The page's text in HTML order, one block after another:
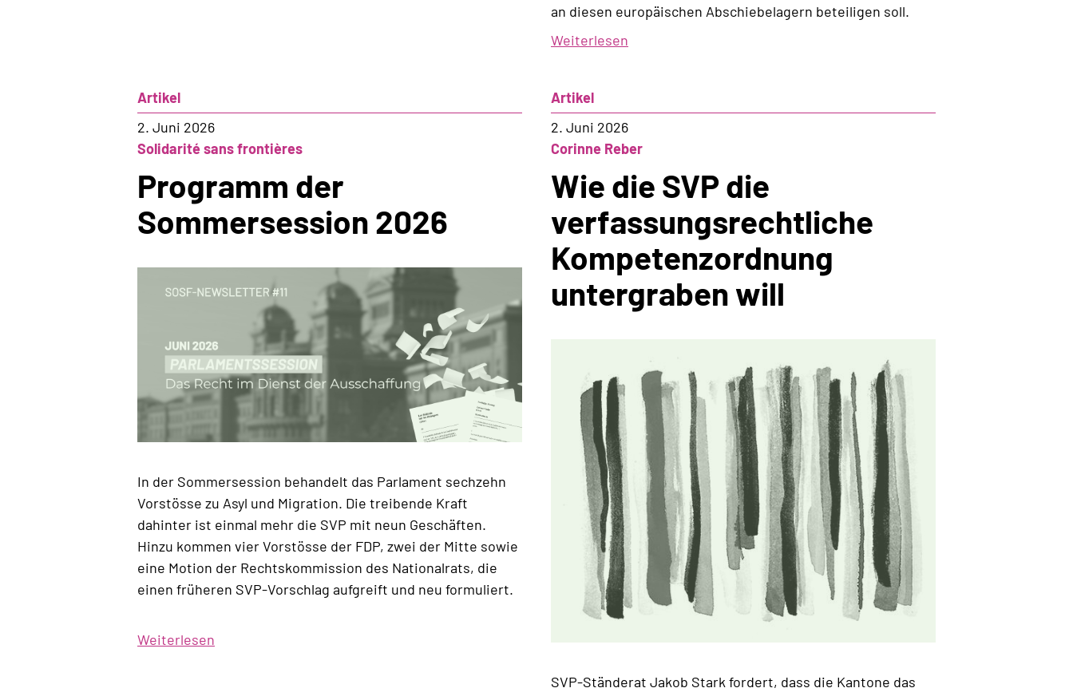
für
an diesen europäischen Abschiebelagern beteiligen soll.
Weiterlesen
hart
alles
als
fair!
Artikel
2. Juni 2026
Solidarité sans frontières
Programm der
Sommersession 2026
In der Sommersession behandelt das Parlament sechzehn
Vorstösse zu Asyl und Migration. Die treibende Kraft
dahinter ist einmal mehr die SVP mit neun Geschäften.
Hinzu kommen vier Vorstösse der FDP, zwei der Mitte sowie
eine Motion der Rechtskommission des Nationalrats, die
einen früheren SVP-Vorschlag aufgreift und neu formuliert.
Weiterlesen
Artikel
2. Juni 2026
Corinne Reber
Wie die SVP die
verfassungsrechtliche
Kompetenzordnung
untergraben will
SVP-Ständerat Jakob Stark fordert, dass die Kantone das